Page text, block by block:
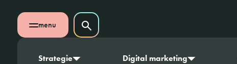
Navigatie overslaan
Open mobiel menu
menu Zoeken op website
Zoeken
Strategie Digital marketing